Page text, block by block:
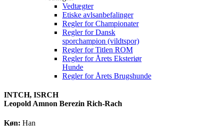
Vedtægter
Etiske avlsanbefalinger
Regler for Championater
Regler for Dansk
sporchampion (vildtspor)
Regler for Titlen ROM
Regler for Årets Eksteriør
Hunde
Regler for Årets Brugshunde
INTCH, ISRCH
Leopold Amnon Berezin Rich-Rach
Køn: Han